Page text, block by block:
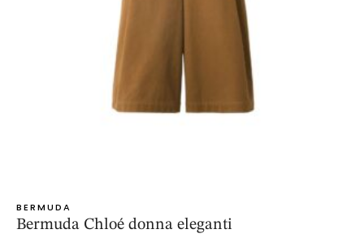
BERMUDA
Bermuda Chloé donna eleganti